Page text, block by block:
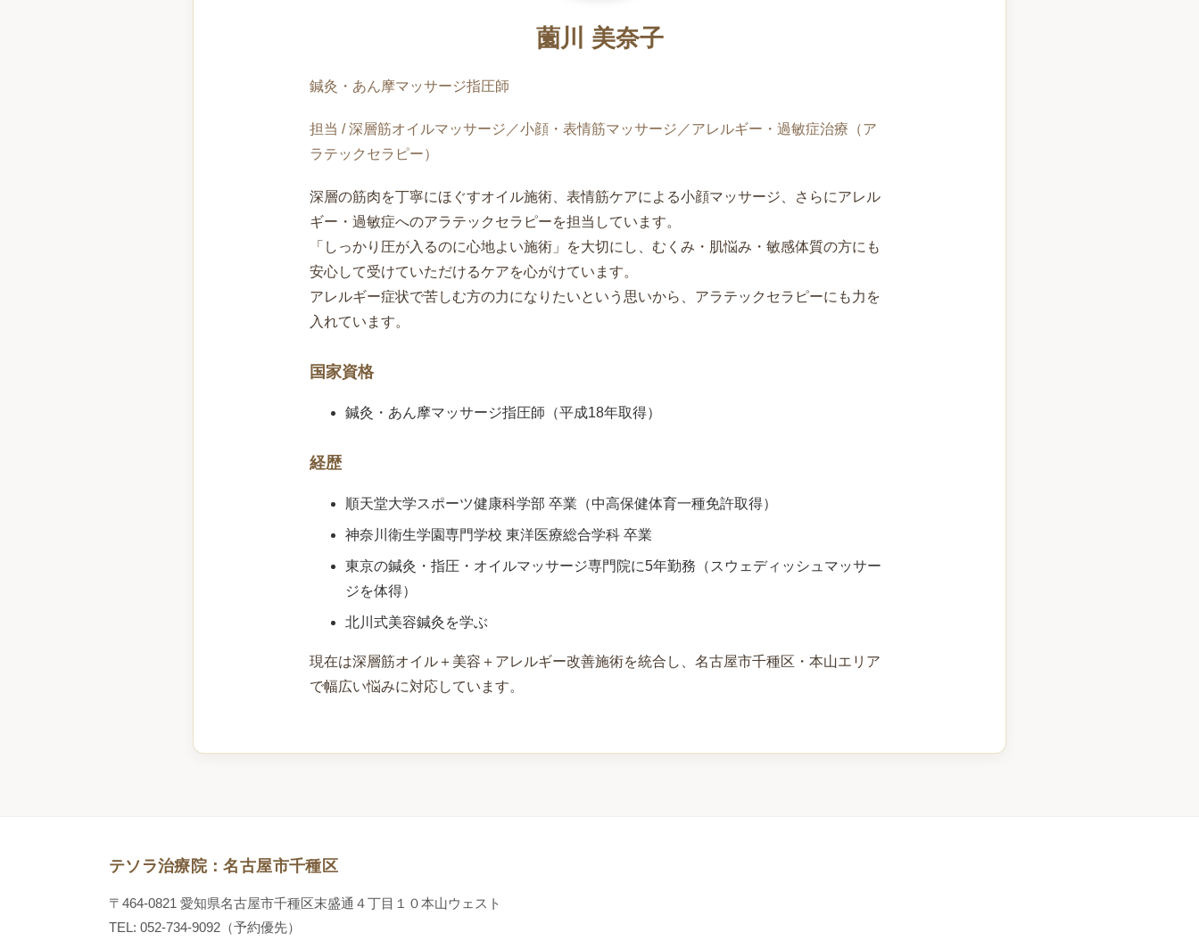
薗川 美奈子
鍼灸・あん摩マッサージ指圧師
担当 / 深層筋オイルマッサージ／小顔・表情筋マッサージ／アレルギー・過敏症治療（ア
ラテックセラピー）
深層の筋肉を丁寧にほぐすオイル施術、表情筋ケアによる小顔マッサージ、さらにアレル
ギー・過敏症へのアラテックセラピーを担当しています。
「しっかり圧が入るのに心地よい施術」を大切にし、むくみ・肌悩み・敏感体質の方にも
安心して受けていただけるケアを心がけています。
アレルギー症状で苦しむ方の力になりたいという思いから、アラテックセラピーにも力を
入れています。
国家資格
鍼灸・あん摩マッサージ指圧師（平成18年取得）
経歴
順天堂大学スポーツ健康科学部 卒業（中高保健体育一種免許取得）
神奈川衛生学園専門学校 東洋医療総合学科 卒業
東京の鍼灸・指圧・オイルマッサージ専門院に5年勤務（スウェディッシュマッサー
ジを体得）
北川式美容鍼灸を学ぶ
現在は深層筋オイル＋美容＋アレルギー改善施術を統合し、名古屋市千種区・本山エリア
で幅広い悩みに対応しています。
テソラ治療院：名古屋市千種区
〒464-0821 愛知県名古屋市千種区末盛通４丁目１０本山ウェスト
TEL: 052-734-9092（予約優先）